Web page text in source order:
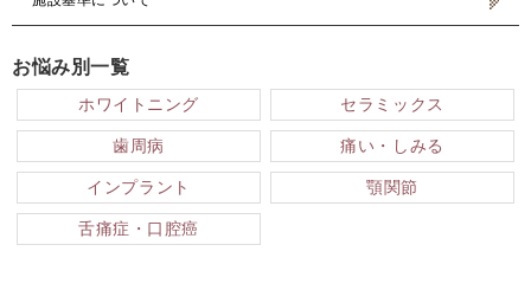
お悩み別一覧
ホワイトニング セラミックス
歯周病 痛い・しみる
インプラント 顎関節
舌痛症・口腔癌